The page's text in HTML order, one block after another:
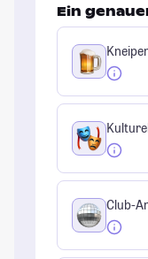
Ein
Club-